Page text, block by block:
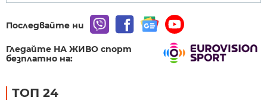
Последвайте ни
Гледайте НА ЖИВО спорт
безплатно на:
ТОП 24